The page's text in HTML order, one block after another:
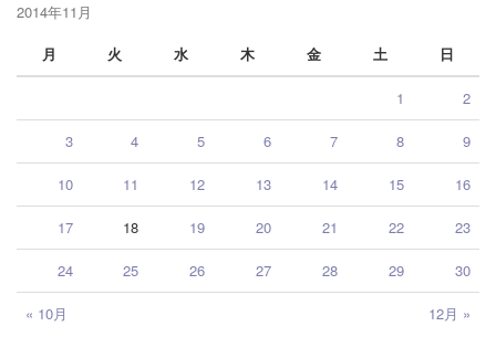
2014年11月
月
火 水 木 金 土 日
« 10月 12月 »
1 2
3 4 5 6 7 8 9
10 11 12 13 14 15 16
17 18 19 20 21 22 23
24 25 26 27 28 29 30